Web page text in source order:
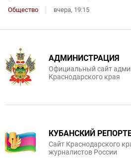
Общество вчера, 19:15
АДМИНИСТРАЦИЯ
Официальный сайт
Краснодарского края
КУБАНСКИЙ
Сайт Краснодарского
журналистов России